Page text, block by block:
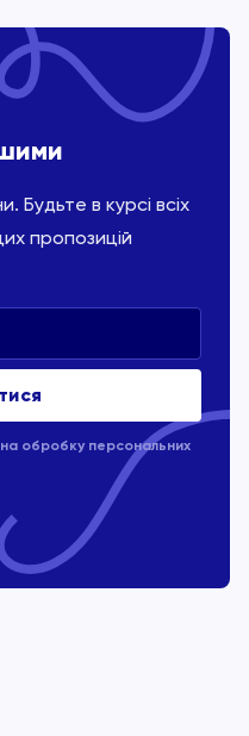
Будьте в курсі всіх
пропозицій
на обробку персональних